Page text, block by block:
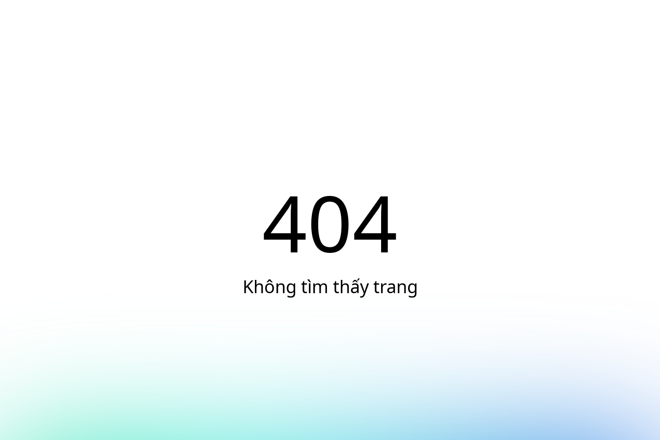
404
Không tìm thấy trang